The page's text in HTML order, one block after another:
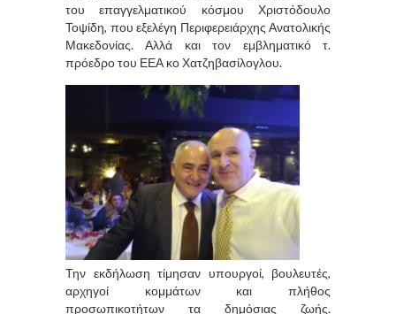
του επαγγελματικού κόσμου Χριστόδουλο
Τοψίδη, που εξελέγη Περιφερειάρχης Ανατολικής
Μακεδονίας. Αλλά και τον εμβληματικό τ.
πρόεδρο του ΕΕΑ κο Χατζηβασίλογλου.
Την εκδήλωση τίμησαν υπουργοί, βουλευτές,
αρχηγοί κομμάτων και πλήθος
προσωπικοτήτων τα δημόσιας ζωής.